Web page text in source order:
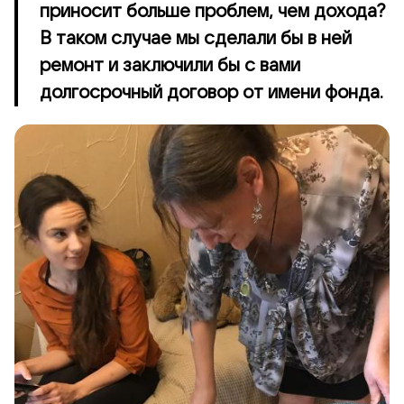
приносит больше проблем, чем дохода?
В таком случае мы сделали бы в ней
ремонт и заключили бы с вами
долгосрочный договор от имени фонда.